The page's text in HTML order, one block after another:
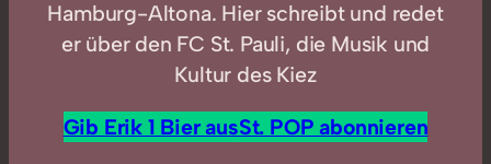
Hamburg-Altona. Hier schreibt und redet
er über den FC St. Pauli, die Musik und
Kultur des Kiez
Gib Erik 1 Bier ausSt. POP abonnieren